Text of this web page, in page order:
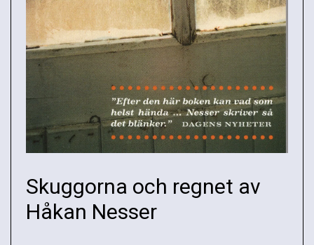
Skuggorna och regnet av
Håkan Nesser